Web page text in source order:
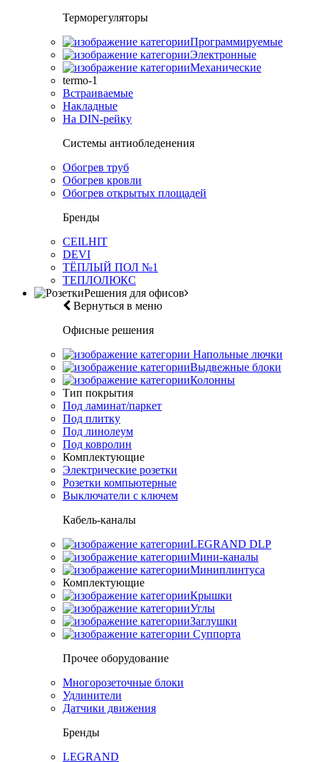
Терморегуляторы
Программируемые
Электронные
Механические
termo-1
Встраиваемые
Накладные
На DIN-рейку
Системы антиобледенения
Обогрев труб
Обогрев кровли
Обогрев открытых площадей
Бренды
CEILHIT
DEVI
ТЁПЛЫЙ ПОЛ №1
ТЕПЛОЛЮКС
Решения для офисов
Вернуться в меню
Офисные решения
Напольные лючки
Выдвежные блоки
Колонны
Тип покрытия
Под ламинат/паркет
Под плитку
Под линолеум
Под ковролин
Комплектующие
Электрические розетки
Розетки компьютерные
Выключатели с ключем
Кабель-каналы
LEGRAND DLP
Мини-каналы
Миниплинтуса
Комплектующие
Крышки
Углы
Заглушки
Суппорта
Прочее оборудование
Многорозеточные блоки
Удлинители
Датчики движения
Бренды
LEGRAND